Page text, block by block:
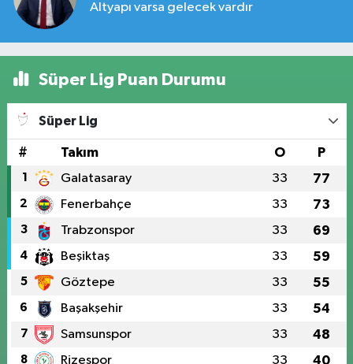
Altyapı varsa gelecek vardır
Süper Lig Puan Durumu
Süper Lig
# Takım O P
1 Galatasaray 33 77
2 Fenerbahçe 33 73
3 Trabzonspor 33 69
4 Beşiktaş 33 59
5 Göztepe 33 55
6 Başakşehir 33 54
7 Samsunspor 33 48
8 Rizespor 33 40